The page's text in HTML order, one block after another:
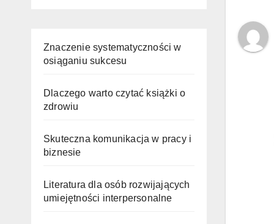
Znaczenie systematyczności w
osiąganiu sukcesu
Dlaczego warto czytać książki o
zdrowiu
Skuteczna komunikacja w pracy i
biznesie
Literatura dla osób rozwijających
umiejętności interpersonalne